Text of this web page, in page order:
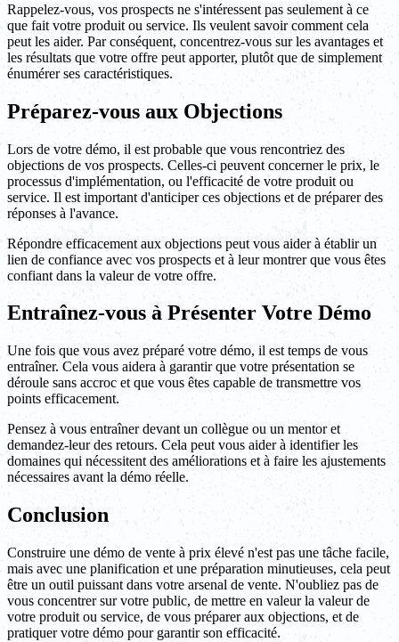
Rappelez-vous, vos prospects ne s'intéressent pas seulement à ce
que fait votre produit ou service. Ils veulent savoir comment cela
peut les aider. Par conséquent, concentrez-vous sur les avantages et
les résultats que votre offre peut apporter, plutôt que de simplement
énumérer ses caractéristiques.
Préparez-vous aux Objections
Lors de votre démo, il est probable que vous rencontriez des
objections de vos prospects. Celles-ci peuvent concerner le prix, le
processus d'implémentation, ou l'efficacité de votre produit ou
service. Il est important d'anticiper ces objections et de préparer des
réponses à l'avance.
Répondre efficacement aux objections peut vous aider à établir un
lien de confiance avec vos prospects et à leur montrer que vous êtes
confiant dans la valeur de votre offre.
Entraînez-vous à Présenter Votre Démo
Une fois que vous avez préparé votre démo, il est temps de vous
entraîner. Cela vous aidera à garantir que votre présentation se
déroule sans accroc et que vous êtes capable de transmettre vos
points efficacement.
Pensez à vous entraîner devant un collègue ou un mentor et
demandez-leur des retours. Cela peut vous aider à identifier les
domaines qui nécessitent des améliorations et à faire les ajustements
nécessaires avant la démo réelle.
Conclusion
Construire une démo de vente à prix élevé n'est pas une tâche facile,
mais avec une planification et une préparation minutieuses, cela peut
être un outil puissant dans votre arsenal de vente. N'oubliez pas de
vous concentrer sur votre public, de mettre en valeur la valeur de
votre produit ou service, de vous préparer aux objections, et de
pratiquer votre démo pour garantir son efficacité.